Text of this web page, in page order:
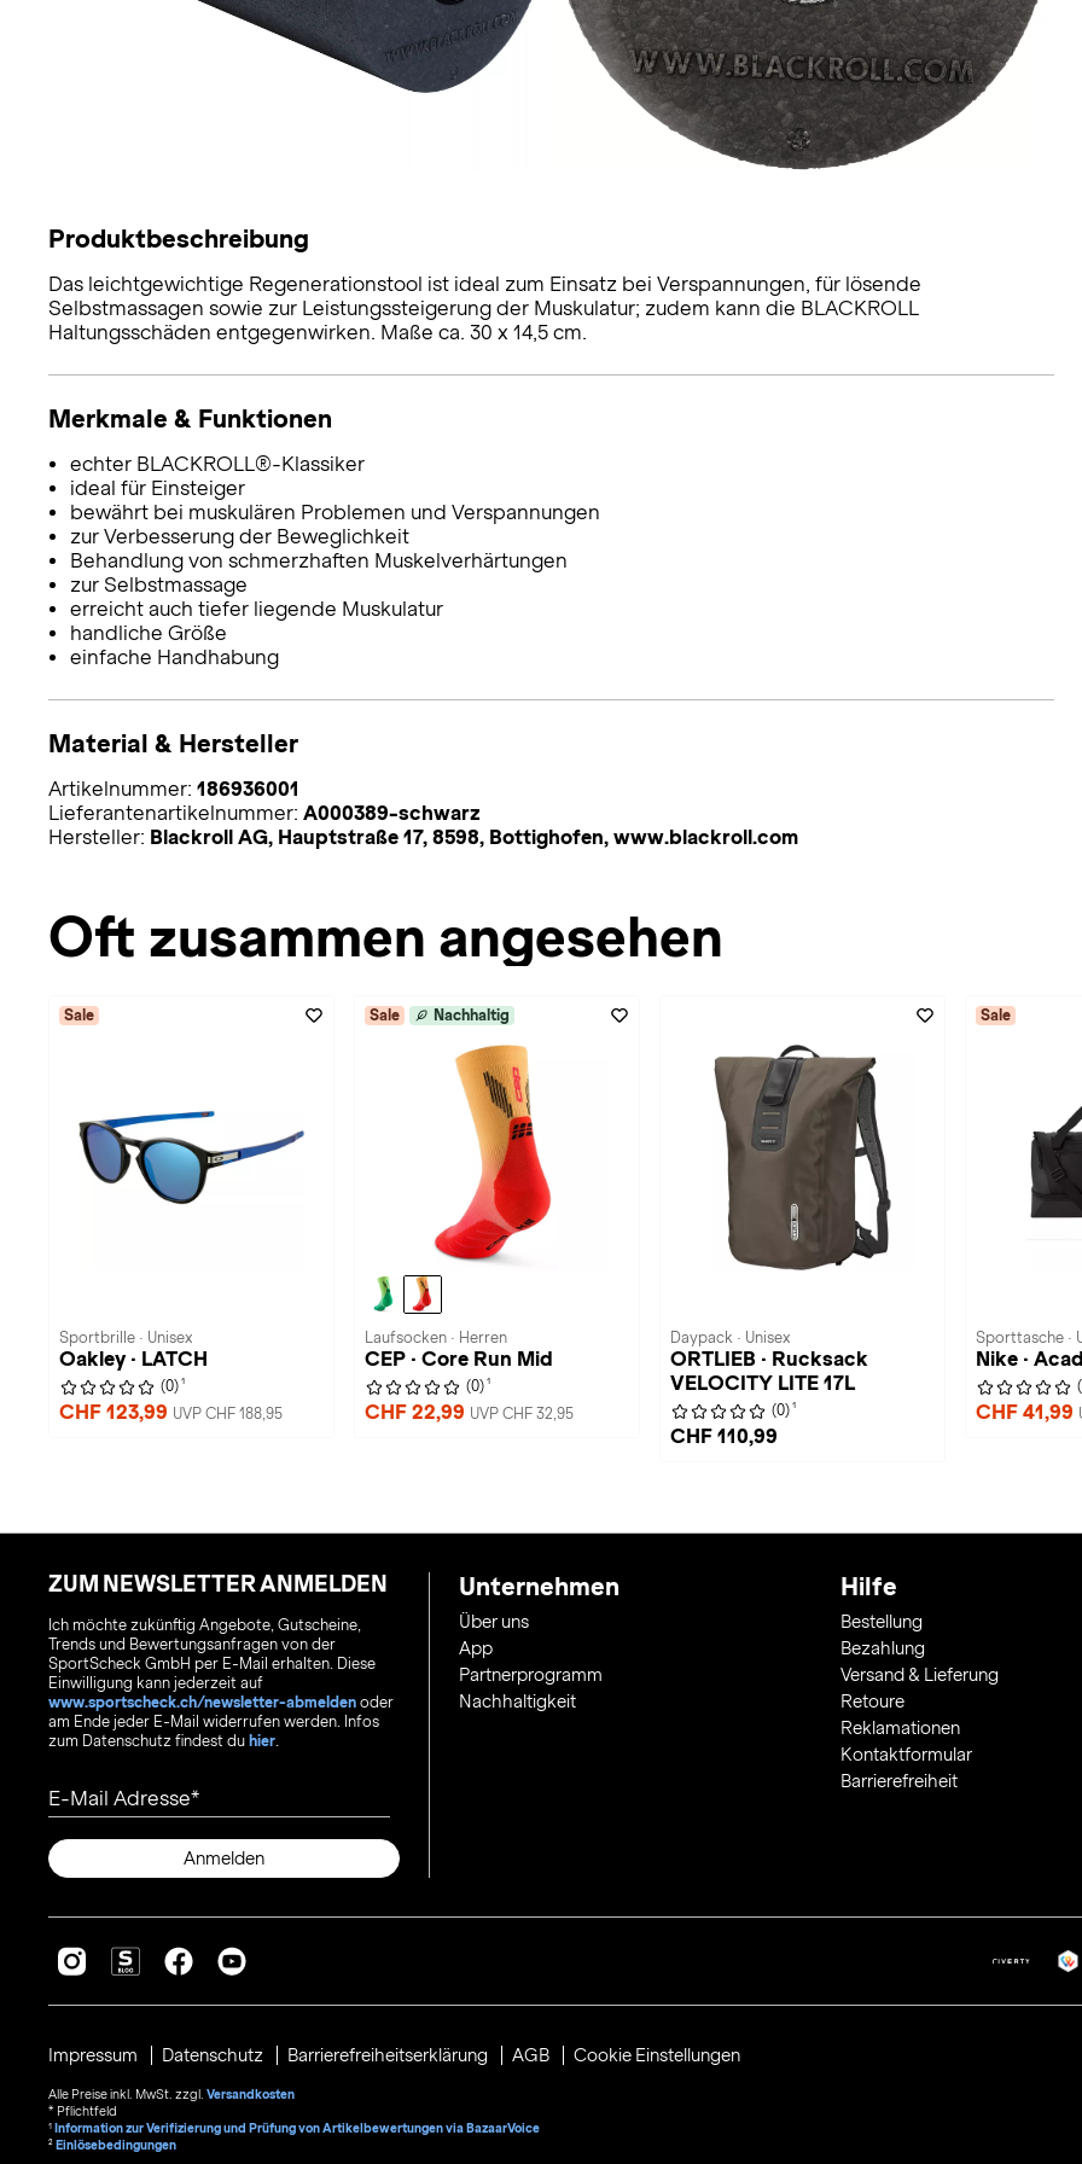
Produktbeschreibung
Das leichtgewichtige Regenerationstool ist ideal zum Einsatz bei Verspannungen, für lösende
Selbstmassagen sowie zur Leistungssteigerung der Muskulatur; zudem kann die BLACKROLL
Haltungsschäden entgegenwirken. Maße ca. 30 x 14,5 cm.
Merkmale & Funktionen
echter BLACKROLL®-Klassiker
ideal für Einsteiger
bewährt bei muskulären Problemen und Verspannungen
zur Verbesserung der Beweglichkeit
Behandlung von schmerzhaften Muskelverhärtungen
zur Selbstmassage
erreicht auch tiefer liegende Muskulatur
handliche Größe
einfache Handhabung
Material & Hersteller
Artikelnummer: 186936001
Lieferantenartikelnummer: A000389-schwarz
Hersteller: Blackroll AG, Hauptstraße 17, 8598, Bottighofen, www.blackroll.com
Oft zusammen angesehen
Sale
Sportbrille · Unisex
Oakley · LATCH
(0) 1
CHF 123,99 UVP CHF 188,95
Sale Nachhaltig
Laufsocken · Herren
CEP · Core Run Mid
(0) 1
CHF 22,99 UVP CHF 32,95
Daypack · Unisex
ORTLIEB · Rucksack
VELOCITY LITE 17L
(0) 1
CHF 110,99
Sale
Sporttasche ·
Nike ·
CHF 41,99
ZUM NEWSLETTER ANMELDEN
Ich möchte zukünftig Angebote, Gutscheine,
Trends und Bewertungsanfragen von der
SportScheck GmbH per E-Mail erhalten. Diese
Einwilligung kann jederzeit auf
www.sportscheck.ch/newsletter-abmelden oder
am Ende jeder E-Mail widerrufen werden. Infos
zum Datenschutz findest du hier.
E-Mail Adresse
Anmelden
Unternehmen
Über uns
App
Partnerprogramm
Nachhaltigkeit
Hilfe
Bestellung
Bezahlung
Versand & Lieferung
Retoure
Reklamationen
Kontaktformular
Barrierefreiheit
Impressum Datenschutz Barrierefreiheitserklärung AGB Cookie Einstellungen
Alle Preise inkl. MwSt. zzgl. Versandkosten
* Pflichtfeld
1 Information zur Verifizierung und Prüfung von Artikelbewertungen via BazaarVoice
² Einlösebedingungen